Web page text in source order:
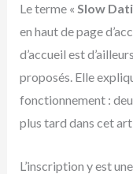
Le terme « Slow
en haut de page
d’accueil est
proposés. Elle
fonctionnement :
plus tard dans cet
L’inscription y est